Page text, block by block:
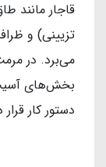
قاجار مانند
تزیینی) و
می‌برد. در
بخش‌های
دستور کار قرار